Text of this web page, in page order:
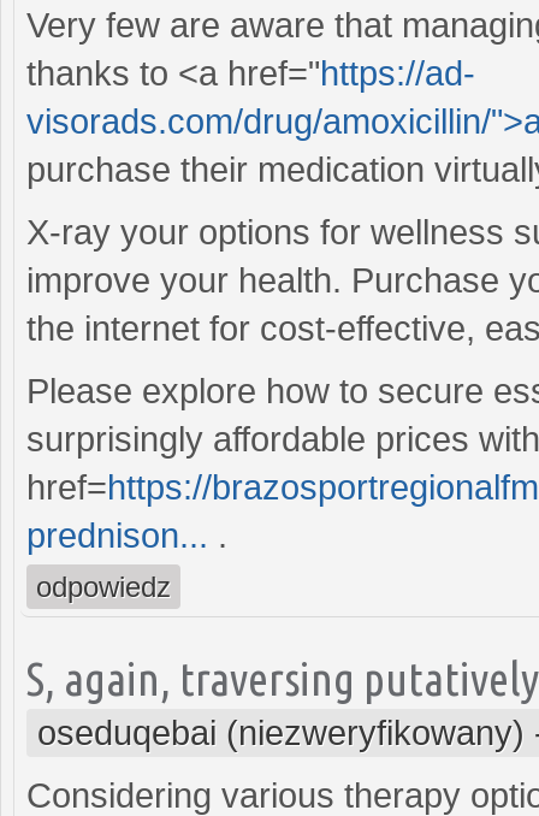
Very few are aware that
thanks to <a href="https://ad-
visorads.com/drug/amoxicillin/
purchase their medication
X-ray your options for wellness
improve your health. Purchase
the internet for cost-effective,
Please explore how to secure
surprisingly affordable prices
href=https://
prednison... .
odpowiedz
S, again, traversing
oseduqebai (niezweryfikowany)
Considering various therapy